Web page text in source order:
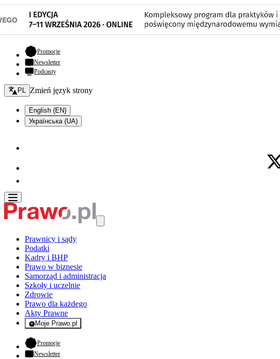
Promocje- otwiera się w nowej karcie
Newsletter
Podcasty
Zmień język - bieżący:
PL Zmień język strony
English (EN)
Українська (UA)
X -
Prawnicy i sądy
Podatki
Kadry i BHP
Prawo w biznesie
Samorząd i administracja
Szkoły i uczelnie
Zdrowie
Prawo dla każdego
Akty Prawne
Moje Prawo.pl
- rejestracja i logowanie do serwisu
Promocje- otwiera się w nowej karcie
Newsletter